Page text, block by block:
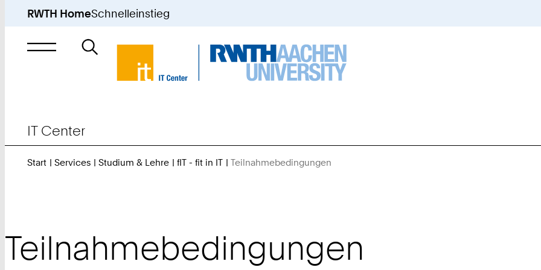
RWTH HomeSchnelleinstieg
Suche
nach
IT Center
Start Services Studium & Lehre fIT - fit in IT Teilnahmebedingungen
Teilnahmebedingungen